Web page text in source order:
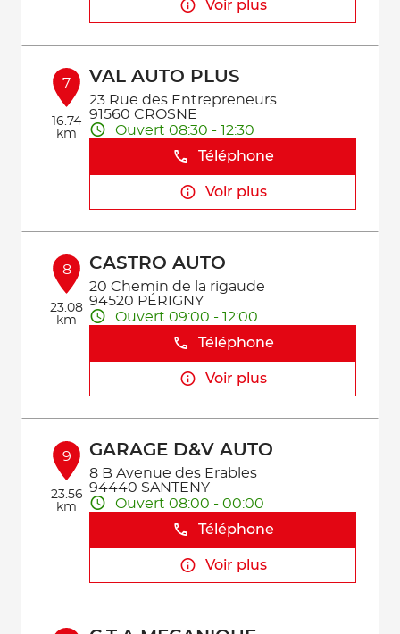
Voir plus
7
16.74
km
VAL AUTO PLUS
23 Rue des Entrepreneurs
91560 CROSNE
Ouvert 08:30 - 12:30
Téléphone
Voir plus
8
23.08
km
CASTRO AUTO
20 Chemin de la rigaude
94520 PÉRIGNY
Ouvert 09:00 - 12:00
Téléphone
Voir plus
9
23.56
km
GARAGE D&V AUTO
8 B Avenue des Erables
94440 SANTENY
Ouvert 08:00 - 00:00
Téléphone
Voir plus